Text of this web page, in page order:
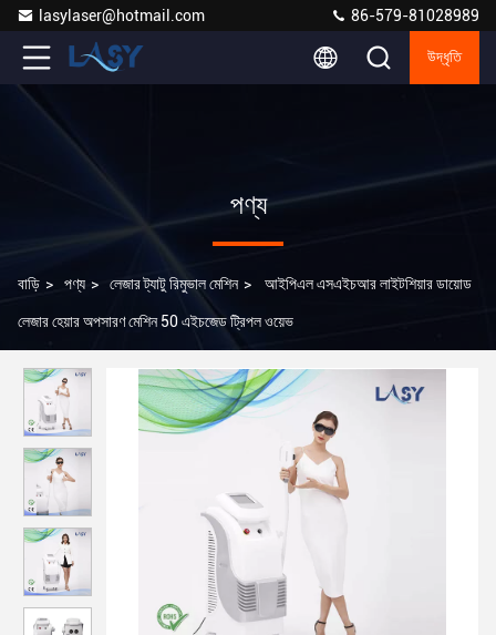
lasylaser@hotmail.com 86-579-81028989
উদ্ধৃতি
পণ্য
বাড়ি > পণ্য > লেজার ট্যাটু রিমুভাল মেশিন > আইপিএল এসএইচআর লাইটশিয়ার ডায়োড
লেজার হেয়ার অপসারণ মেশিন 50 এইচজেড ট্রিপল ওয়েভ